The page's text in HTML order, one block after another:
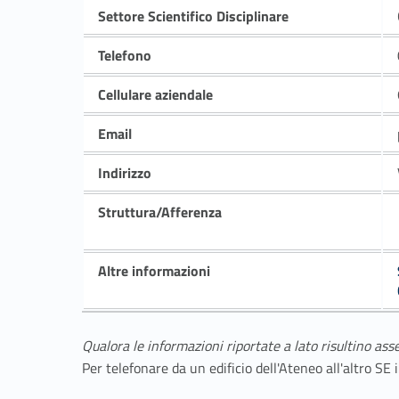
Settore Scientifico Disciplinare
Telefono
Cellulare aziendale
Email
Indirizzo
Struttura/Afferenza
Altre informazioni
Qualora le informazioni riportate a lato risultino
Per telefonare da un edificio dell'Ateneo all'altro